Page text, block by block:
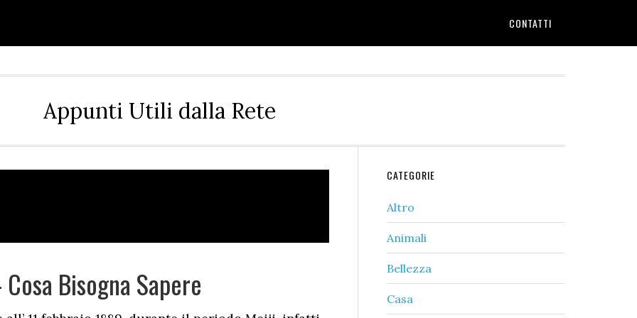
CONTATTI
Appunti Utili dalla Rete
Bisogna Sapere
Primary
Sidebar
CATEGORIE
Altro
Animali
Bellezza
Casa